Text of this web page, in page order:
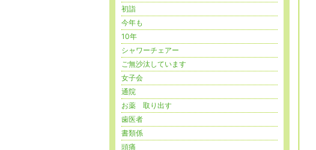
初詣
今年も
10年
シャワーチェアー
ご無沙汰しています
女子会
通院
お薬 取り出す
歯医者
書類係
頭痛